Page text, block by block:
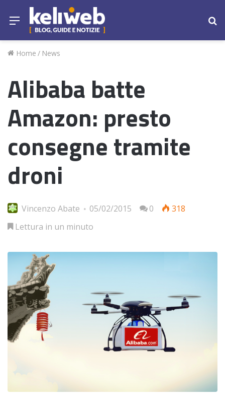
Menu
Home / News
Alibaba batte
Amazon: presto
consegne tramite
droni
Vincenzo Abate 05/02/2015 0
318
Lettura in un minuto